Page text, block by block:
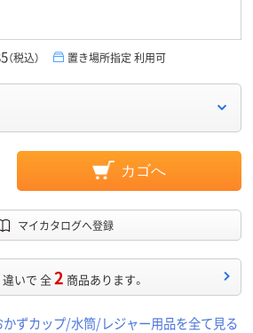
（税込） 置き場所指定 利用可
カゴへ
マイカタログへ登録
違いで 全2 商品あります。
ずカップ/水筒/レジャー用品を全て見る